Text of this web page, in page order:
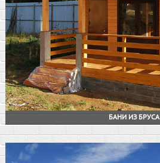
БАНИ ИЗ БРУСА